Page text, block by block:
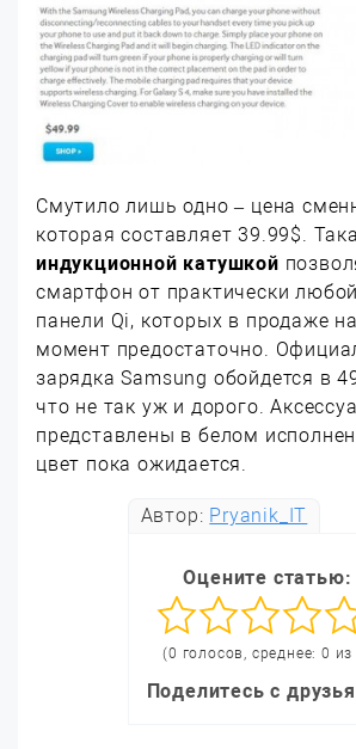
Смутило лишь одно – цена
которая составляет 39.99$.
индукционной катушкой
смартфон от практически
панели Qi, которых в продаже
момент предостаточно.
зарядка Samsung обойдется в
что не так уж и дорого.
представлены в белом
цвет пока ожидается.
Автор: Pryanik_IT
Оцените статью:
(0 голосов, среднее: 0 из
Поделитесь с